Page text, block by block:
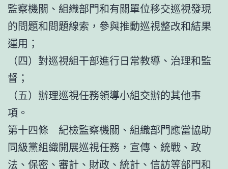
監察機關、組織部門和有關單位移交巡視發現
的問題和問題線索，參與推動巡視整改和結果
運用；
（四）對巡視組干部進行日常教導、治理和監
督；
（五）辦理巡視任務領導小組交辦的其他事
項。
第十四條 紀檢監察機關、組織部門應當協助
同級黨組織開展巡視任務，宣傳、統戰、政
法、保密、審計、財政、統計、信訪等部門和